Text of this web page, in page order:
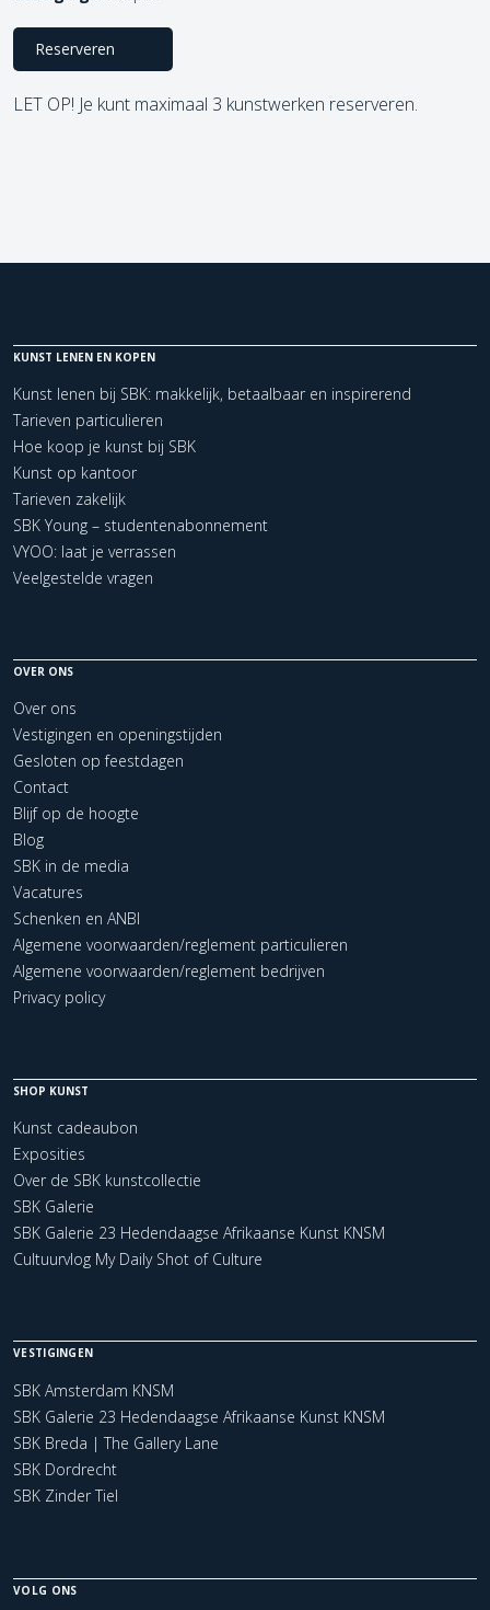
Reserveren
LET OP! Je kunt maximaal 3 kunstwerken reserveren.
KUNST LENEN EN KOPEN
Kunst lenen bij SBK: makkelijk, betaalbaar en inspirerend
Tarieven particulieren
Hoe koop je kunst bij SBK
Kunst op kantoor
Tarieven zakelijk
SBK Young – studentenabonnement
VYOO: laat je verrassen
Veelgestelde vragen
OVER ONS
Over ons
Vestigingen en openingstijden
Gesloten op feestdagen
Contact
Blijf op de hoogte
Blog
SBK in de media
Vacatures
Schenken en ANBI
Algemene voorwaarden/reglement particulieren
Algemene voorwaarden/reglement bedrijven
Privacy policy
SHOP KUNST
Kunst cadeaubon
Exposities
Over de SBK kunstcollectie
SBK Galerie
SBK Galerie 23 Hedendaagse Afrikaanse Kunst KNSM
Cultuurvlog My Daily Shot of Culture
VESTIGINGEN
SBK Amsterdam KNSM
SBK Galerie 23 Hedendaagse Afrikaanse Kunst KNSM
SBK Breda | The Gallery Lane
SBK Dordrecht
SBK Zinder Tiel
VOLG ONS